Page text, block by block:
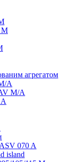
M
агрегатом
A
M/A
070 A
island